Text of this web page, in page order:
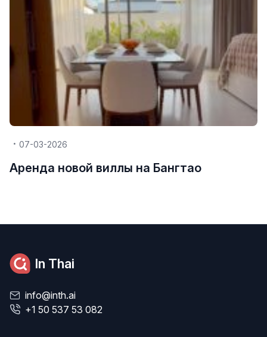
07-03-2026
Аренда новой виллы на Бангтао
In Thai
info@inth.ai
+1 50 537 53 082